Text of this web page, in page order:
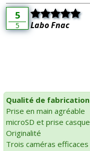
5
5 Labo Fnac
Qualité de fabrication
Prise en main agréable
microSD et prise casque
Originalité
Trois caméras efficaces